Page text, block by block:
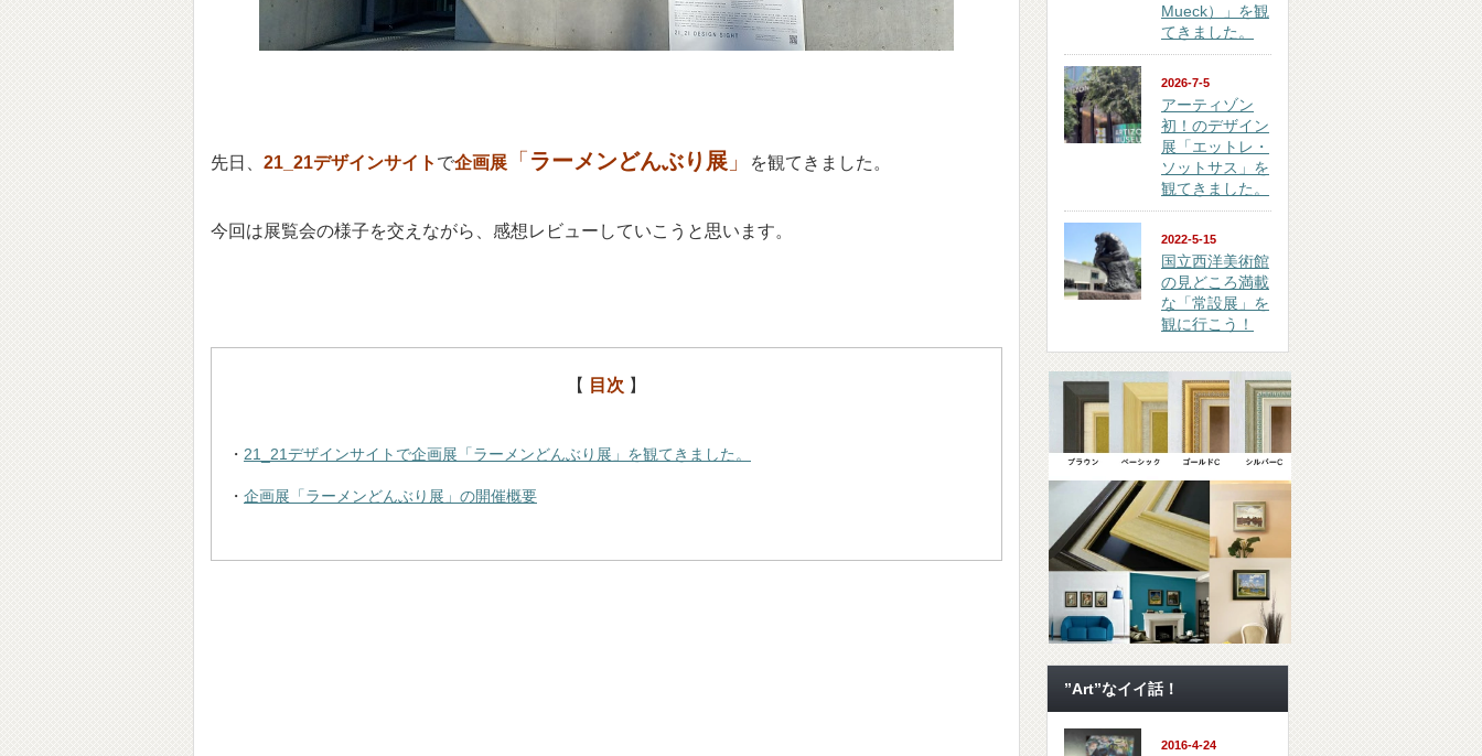
先日、 21_21デザインサイト で企画展 「 ラーメンどんぶり展 」 を観てきました。
今回は展覧会の様子を交えながら、感想レビューしていこうと思います。
【 目次 】
・ 21_21デザインサイトで企画展「ラーメンどんぶり展」を観てきました。
・ 企画展「ラーメンどんぶり展」の開催概要
Mueck）」を観
てきました。
2026-7-5
アーティゾン
初！のデザイン
展「エットレ・
ソットサス」を
観てきました。
2022-5-15
国立西洋美術館
の見どころ満載
な「常設展」を
観に行こう！
”Art”なイイ話！
2016-4-24